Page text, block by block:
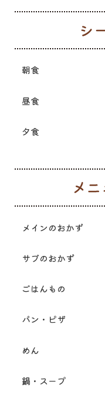
朝食
昼食
夕食
メインのおかず
サブのおかず
ごはんもの
パン・ピザ
めん
鍋・スープ